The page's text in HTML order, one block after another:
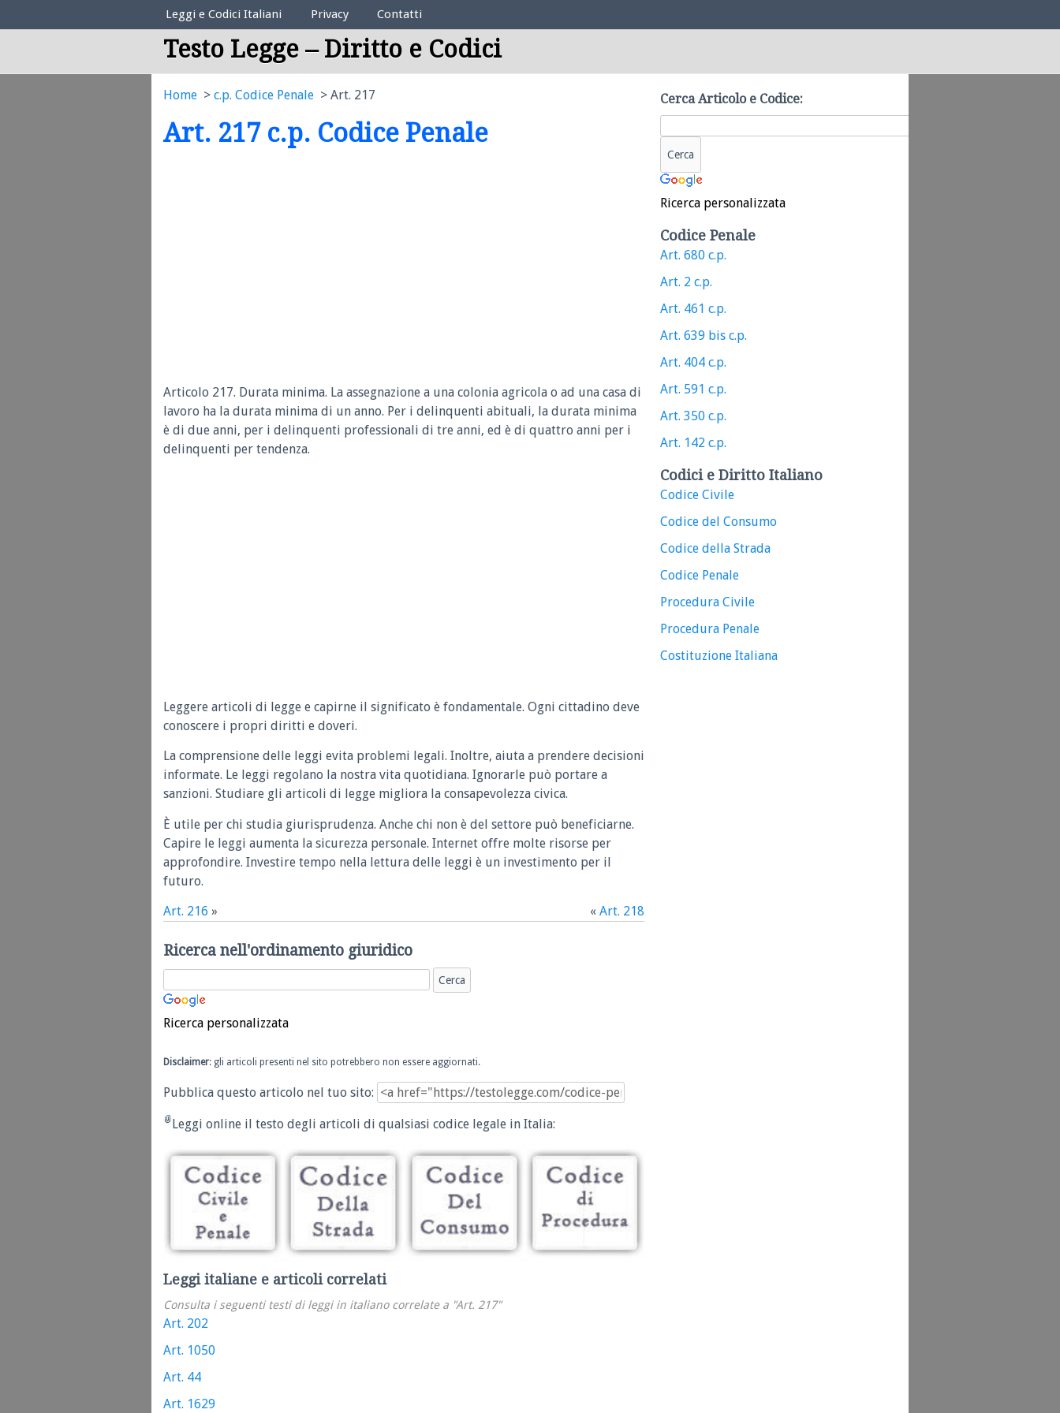
Elenco Codici Legali
Leggi e Codici Italiani Privacy Contatti
Testo Legge – Diritto e Codici
Home c.p. Codice Penale Art. 217
Art. 217 c.p. Codice Penale
Articolo 217. Durata minima. La assegnazione a una colonia agricola o ad una casa di
lavoro ha la durata minima di un anno. Per i delinquenti abituali, la durata minima
è di due anni, per i delinquenti professionali di tre anni, ed è di quattro anni per i
delinquenti per tendenza.
Leggere articoli di legge e capirne il significato è fondamentale. Ogni cittadino deve
conoscere i propri diritti e doveri.
La comprensione delle leggi evita problemi legali. Inoltre, aiuta a prendere decisioni
informate. Le leggi regolano la nostra vita quotidiana. Ignorarle può portare a
sanzioni. Studiare gli articoli di legge migliora la consapevolezza civica.
È utile per chi studia giurisprudenza. Anche chi non è del settore può beneficiarne.
Capire le leggi aumenta la sicurezza personale. Internet offre molte risorse per
approfondire. Investire tempo nella lettura delle leggi è un investimento per il
futuro.
Art. 216 » « Art. 218
Ricerca nell'ordinamento giuridico
Ricerca personalizzata
Disclaimer: gli articoli presenti nel sito potrebbero non essere aggiornati.
Pubblica questo articolo nel tuo sito:
Leggi online il testo degli articoli di qualsiasi codice legale in Italia:
Leggi italiane e articoli correlati
Consulta i seguenti testi di leggi in italiano correlate a "Art. 217"
Art. 202
Art. 1050
Art. 44
Art. 1629
Cerca Articolo e Codice:
Ricerca personalizzata
Codice Penale
Art. 680 c.p.
Art. 2 c.p.
Art. 461 c.p.
Art. 639 bis c.p.
Art. 404 c.p.
Art. 591 c.p.
Art. 350 c.p.
Art. 142 c.p.
Codici e Diritto Italiano
Codice Civile
Codice del Consumo
Codice della Strada
Codice Penale
Procedura Civile
Procedura Penale
Costituzione Italiana